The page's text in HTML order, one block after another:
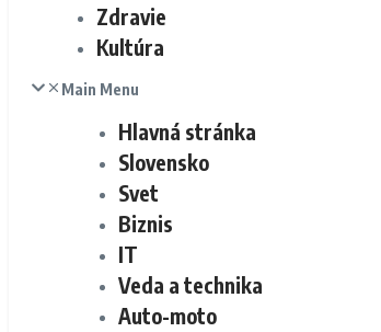
Zdravie
Kultúra
Main Menu
Hlavná stránka
Slovensko
Svet
Biznis
IT
Veda a technika
Auto-moto